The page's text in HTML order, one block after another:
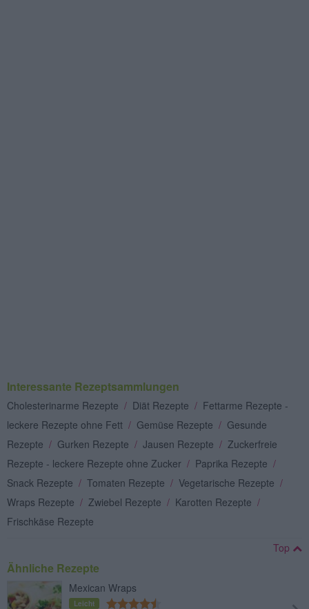
Interessante Rezeptsammlungen
Cholesterinarme Rezepte / Diät Rezepte / Fettarme Rezepte -
leckere Rezepte ohne Fett / Gemüse Rezepte / Gesunde
Rezepte / Gurken Rezepte / Jausen Rezepte / Zuckerfreie
Rezepte - leckere Rezepte ohne Zucker / Paprika Rezepte /
Snack Rezepte / Tomaten Rezepte / Vegetarische Rezepte /
Wraps Rezepte / Zwiebel Rezepte / Karotten Rezepte /
Frischkäse Rezepte
Top
Ähnliche Rezepte
Mexican Wraps
Leicht